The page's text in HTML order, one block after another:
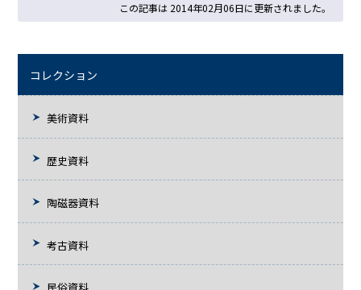
この記事は 2014年02月06日に更新されました。
コレクション
美術資料
歴史資料
陶磁器資料
考古資料